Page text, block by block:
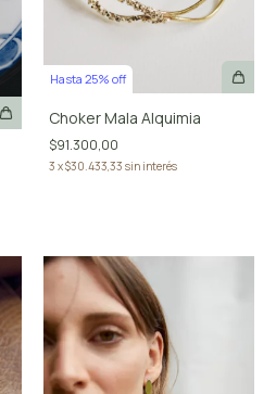
Hasta 25% off
Choker Mala Alquimia
$91.300,00
3 x$30.433,33 sin interés